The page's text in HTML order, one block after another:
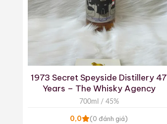
1973 Secret Speyside Distillery 47
Years – The Whisky Agency
700ml / 45%
0,0 (0 đánh giá)